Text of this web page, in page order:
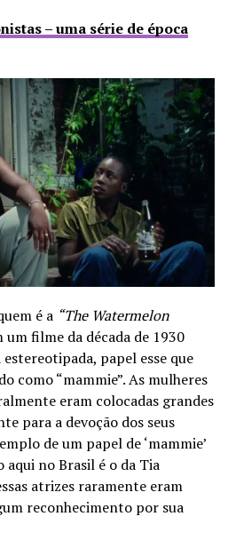
– uma série de época
é a “The Watermelon
um filme da década de 1930
papel esse que
como “mammie”. As mulheres
eram colocadas grandes
para a devoção dos seus
de um papel de ‘mammie’
aqui no Brasil é o da Tia
atrizes raramente eram
reconhecimento por sua